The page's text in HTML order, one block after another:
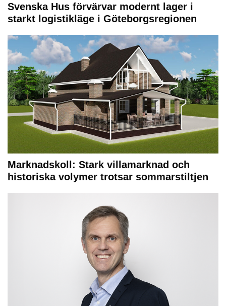
Svenska Hus förvärvar modernt lager i
starkt logistikläge i Göteborgsregionen
Marknadskoll: Stark villamarknad och
historiska volymer trotsar sommarstiltjen